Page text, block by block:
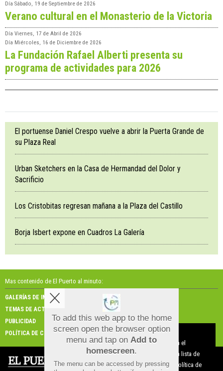
Día Sábado, 19 de Septiembre de 2026
Verano cultural en el Monasterio de la Victoria
Día Viernes, 17 de Abril de 2026
Día Miércoles, 16 de Diciembre de 2026
La Fundación Rafael Alberti presenta su
programa de actividades para 2026
El portuense Daniel Crespo vuelve a abrir la Puerta Grande de
su Plaza Real
Urban Sketchers en la Casa de Hermandad del Dolor y
Sacrificio
Los Cristobitas regresan mañana a la Plaza del Castillo
Borja Isbert expone en Cuadros La Galería
Mas contenido de El Puerto al minuto:
GALERÍAS DE IMÁGENES
GALERÍAS DE VÍDEOS
TEMAS DE ACTUALIDAD
NOSOTROS
PUBLICIDAD
CONTACTO
POLÍTICA DE COOKIES
To add this web app to the home
screen open the browser option
menu and tap on Add to
homescreen.
The menu can be accessed by pressing
Aviso sobre el Uso de cookies:
Utilizamos cookies nuestras y de terceros para el
funcionamiento del digital. Puedes consultar la lista de
cookies y como desconectarlas. Ver nuestra Política de